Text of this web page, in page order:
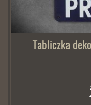
Tabliczka